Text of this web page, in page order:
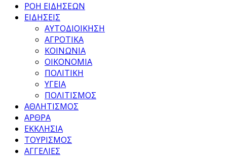
ΡΟΗ ΕΙΔΗΣΕΩΝ
ΕΙΔΗΣΕΙΣ
ΑΥΤΟΔΙΟΙΚΗΣΗ
ΑΓΡΟΤΙΚΑ
ΚΟΙΝΩΝΙΑ
ΟΙΚΟΝΟΜΙΑ
ΠΟΛΙΤΙΚΗ
ΥΓΕΙΑ
ΠΟΛΙΤΙΣΜΟΣ
ΑΘΛΗΤΙΣΜΟΣ
ΑΡΘΡΑ
ΕΚΚΛΗΣΙΑ
ΤΟΥΡΙΣΜΟΣ
ΑΓΓΕΛΙΕΣ